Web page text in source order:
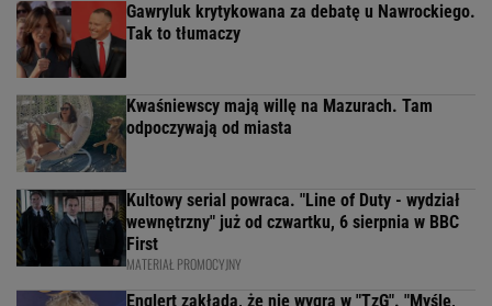
Gawryluk krytykowana za debatę u Nawrockiego.
Tak to tłumaczy
Kwaśniewscy mają willę na Mazurach. Tam
odpoczywają od miasta
Kultowy serial powraca. "Line of Duty - wydział
wewnętrzny" już od czwartku, 6 sierpnia w BBC
First
MATERIAŁ PROMOCYJNY
Englert zakłada, że nie wygra w "TzG". "Myślę,